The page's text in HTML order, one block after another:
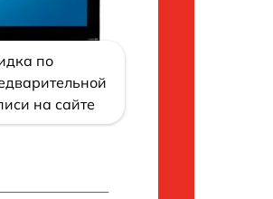
по
на сайте